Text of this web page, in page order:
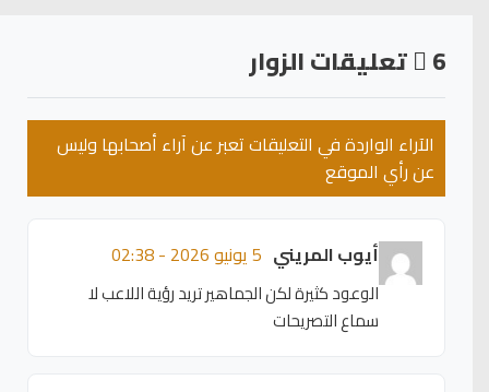
6 تعليقات الزوار
الآراء الواردة في التعليقات تعبر عن آراء أصحابها وليس
عن رأي الموقع
أيوب المريني 5 يونيو 2026 - 02:38
الوعود كثيرة لكن الجماهير تريد رؤية اللاعب لا
سماع التصريحات